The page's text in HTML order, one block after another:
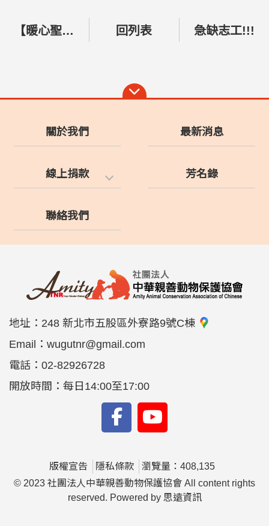
【暖心聖誕x浪浪園遊會 （一日園長體驗）】將在12/13號舉行！ 回列表 急缺志工!!!
關於我們 最新消息
線上捐款 芳名錄
聯絡我們
地址： 248 新北市五股區外寮路9號C棟
Email： wugutnr@gmail.com
電話： 02-82926728
開放時間：每日14:00至17:00
版權宣告 隱私條款
瀏覽量：408,135
© 2023 社團法人中華親善動物保護協會 All content rights
reserved. Powered by 思遠資訊